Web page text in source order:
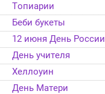
Топиарии
Беби букеты
12 июня День России
День учителя
Хеллоуин
День Матери